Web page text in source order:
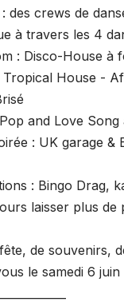
: des crews de
à travers les 4
: Disco-House à
House -
and Love
: UK garage &
: Bingo Drag,
laisser plus de
de souvenirs,
le samedi 6